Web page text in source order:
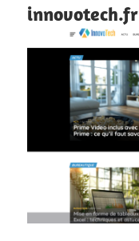
innovotech.fr